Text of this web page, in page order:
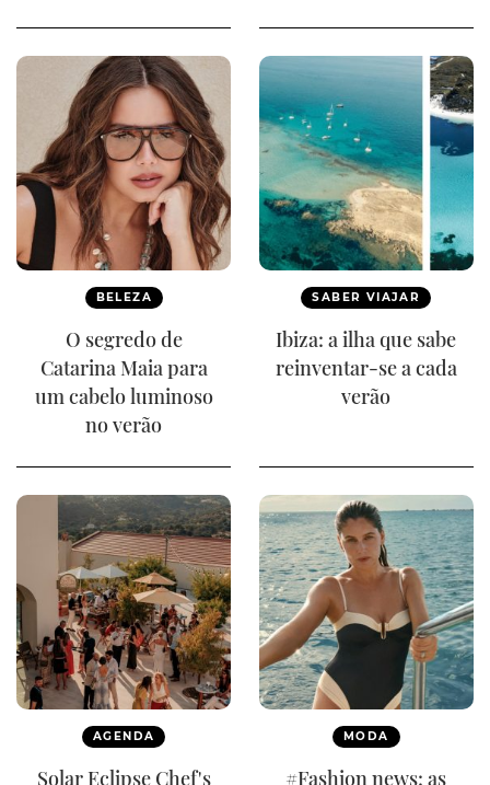
BELEZA
O segredo de
Catarina Maia para
um cabelo luminoso
no verão
SABER VIAJAR
Ibiza: a ilha que sabe
reinventar-se a cada
verão
AGENDA
Solar Eclipse Chef's
MODA
#Fashion news: as